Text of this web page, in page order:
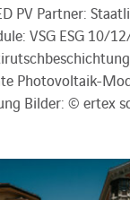
PV Partner:
VSG ESG 10/
Photovoltaik-
Bilder: © ertex